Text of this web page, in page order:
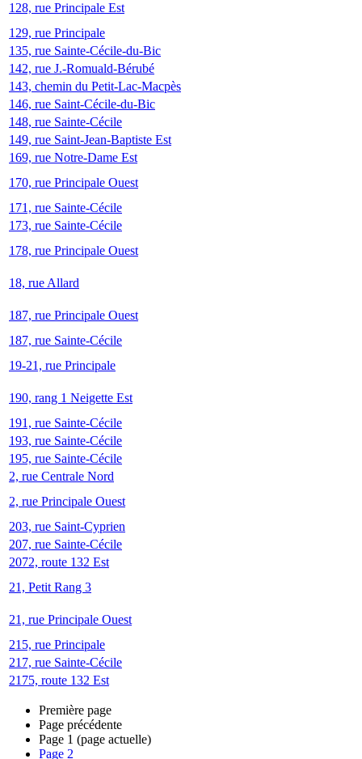
128, rue Principale Est
129, rue Principale
135, rue Sainte-Cécile-du-Bic
142, rue J.-Romuald-Bérubé
143, chemin du Petit-Lac-Macpès
146, rue Saint-Cécile-du-Bic
148, rue Sainte-Cécile
149, rue Saint-Jean-Baptiste Est
169, rue Notre-Dame Est
170, rue Principale Ouest
171, rue Sainte-Cécile
173, rue Sainte-Cécile
178, rue Principale Ouest
18, rue Allard
187, rue Principale Ouest
187, rue Sainte-Cécile
19-21, rue Principale
190, rang 1 Neigette Est
191, rue Sainte-Cécile
193, rue Sainte-Cécile
195, rue Sainte-Cécile
2, rue Centrale Nord
2, rue Principale Ouest
203, rue Saint-Cyprien
207, rue Sainte-Cécile
2072, route 132 Est
21, Petit Rang 3
21, rue Principale Ouest
215, rue Principale
217, rue Sainte-Cécile
2175, route 132 Est
Première page
Page précédente
Page 1 (page actuelle)
Page 2